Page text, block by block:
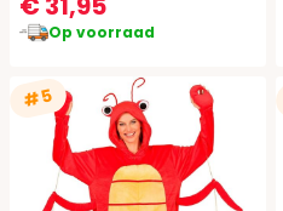
Op voorraad
#5